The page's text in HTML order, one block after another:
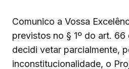
Comunico a Vossa
previstos no § 1º do art.
decidi vetar parcialmente,
inconstitucionalidade, o